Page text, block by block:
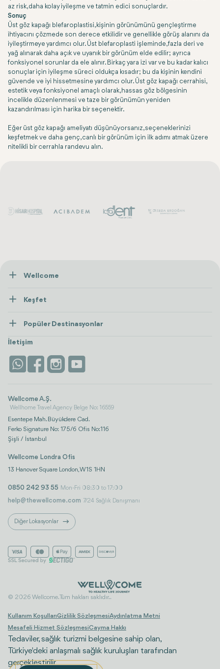
az risk, daha kolay iyileşme ve tatmin edici sonuçlardır.
Sonuç
Üst göz kapağı blefaroplastisi, kişinin görünümünü gençleştirme
ihtiyacını çözmede son derece etkilidir ve genellikle görüş alanını da
iyileştirmeye yardımcı olur. Üst blefaroplasti işleminde, fazla deri ve
yağ alınarak daha açık ve uyanık bir görünüm elde edilir; ayrıca
fonksiyonel sorunlar da ele alınır. Birkaç yara izi var ve bu kadar kalıcı
sonuçlar için iyileşme süreci oldukça kısadır; bu da kişinin kendini
güvende ve iyi hissetmesine yardımcı olur. Üst göz kapağı cerrahisi,
estetik veya fonksiyonel amaçlı olarak, hassas göz bölgesinin
incelikle düzenlenmesi ve taze bir görünümün yeniden
kazandırılması için harika bir seçenektir.
Eğer üst göz kapağı ameliyatı düşünüyorsanız, seçeneklerinizi
keşfetmek ve daha genç, canlı bir görünüm için ilk adımı atmak üzere
nitelikli bir cerrahla randevu alın.
Wellcome
İletişim
Keşfet
Wellness
Konaklama
Life Platform
Popüler Destinasyonlar
Tümünü Gör
İstanbul
İletişim
Wellcome A.Ş.
Wellhome Travel Agency Belge No: 16559
Esentepe Mah. Büyükdere Cad.
Ferko Signature No: 175/6 Ofis No:116
Şişli / İstanbul
Wellcome Londra Ofis
13 Hanover Square London, W1S 1HN
0850 242 93 55 Mon-Fri 08:30 to 17:00
help@thewellcome.com 7/24 Sağlık Danışmanı
Diğer Lokasyonlar
© 2026 Wellcome. Tüm hakları saklıdır..
Kullanım KoşullarıGizlilik SözleşmesiAydınlatma Metni
Mesafeli Hizmet SözleşmesiCayma Hakkı
Tedaviler, sağlık turizmi belgesine sahip olan,
Türkiye'deki anlaşmalı sağlık kuruluşları tarafından
gerçekleştirilir.